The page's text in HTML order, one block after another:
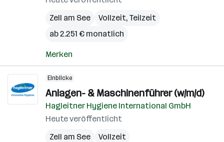
Zell am See
Vollzeit, Teilzeit
ab 2.251 € monatlich
Merken
Einblicke
Anlagen- & Maschinenführer (w/m/d)
Hagleitner Hygiene International GmbH
Heute veröffentlicht
Zell am See
Vollzeit